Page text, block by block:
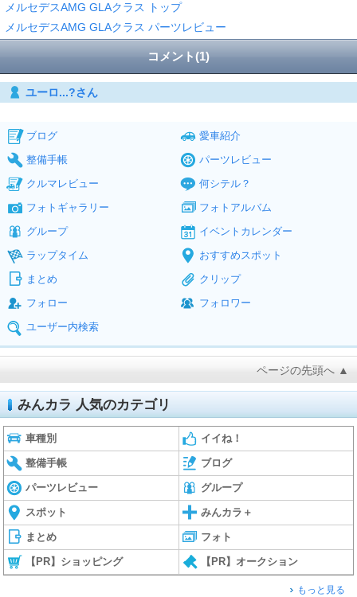
メルセデスAMG GLAクラス トップ
メルセデスAMG GLAクラス パーツレビュー
コメント(1)
ユーロ...?さん
ブログ
愛車紹介
整備手帳
パーツレビュー
クルマレビュー
何シテル？
フォトギャラリー
フォトアルバム
グループ
イベントカレンダー
ラップタイム
おすすめスポット
まとめ
クリップ
フォロー
フォロワー
ユーザー内検索
ページの先頭へ ▲
みんカラ 人気のカテゴリ
車種別 イイね！
整備手帳 ブログ
パーツレビュー グループ
スポット みんカラ＋
まとめ フォト
【PR】ショッピング 【PR】オークション
もっと見る